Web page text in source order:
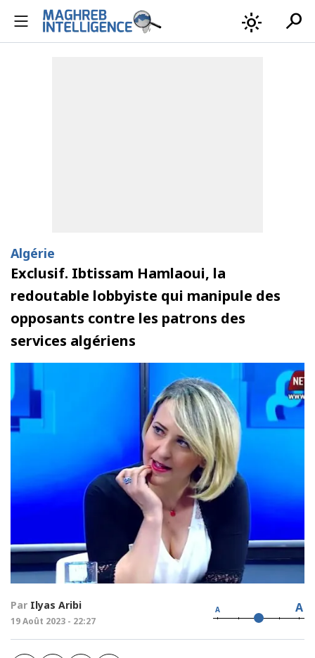
light_mode search
Algérie
Exclusif. Ibtissam Hamlaoui, la
redoutable lobbyiste qui manipule des
opposants contre les patrons des
services algériens
Par Ilyas Aribi
19 Août 2023 - 22:27
A A